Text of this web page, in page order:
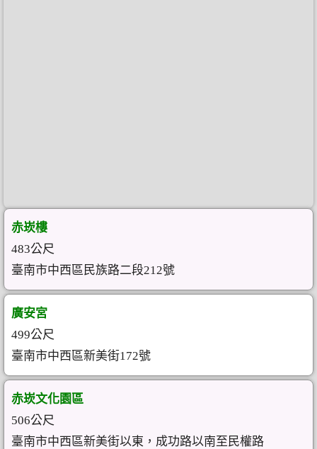
赤崁樓
483公尺
臺南市中西區民族路二段212號
廣安宮
499公尺
臺南市中西區新美街172號
赤崁文化園區
506公尺
臺南市中西區新美街以東，成功路以南至民權路